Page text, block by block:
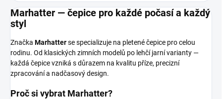
Marhatter — čepice pro každé počasí a každý
styl
Značka Marhatterse specializuje na pletené čepice pro celou
rodinu. Od klasických zimních modelů po lehčí jarní varianty —
každá čepice vzniká s důrazem na kvalitu příze, precizní
zpracování a nadčasový design.
Proč si vybrat Marhatter?